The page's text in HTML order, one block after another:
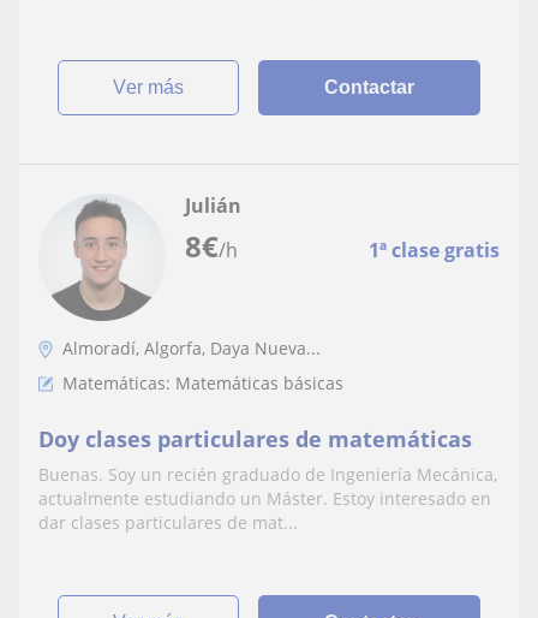
ver más Contactar
8€/h 1ª clase gratis
Julián
Almoradí, Algorfa, Daya Nueva...
Matemáticas: Matemáticas básicas
Doy clases particulares de matemáticas
Buenas. Soy un recién graduado de Ingeniería Mecánica,
actualmente estudiando un Máster. Estoy interesado en
dar clases particulares de mat...